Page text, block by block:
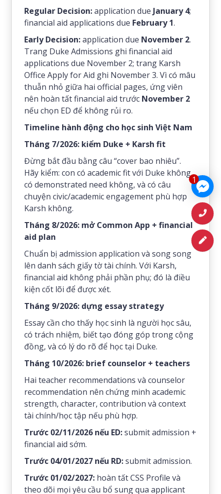
1
Regular Decision:application due January 4;
financial aid applications due February 1.
Early Decision:application due November 2.
Trang Duke Admissions ghi financial aid
applications due November 2; trang Karsh
Office Apply for Aid ghi November 3. Vì có mâu
thuẫn nhỏ giữa hai official pages, ứng viên
nên hoàn tất financial aid trước November 2
nếu chọn ED để không rủi ro.
Timeline hành động cho học sinh Việt Nam
Tháng 7/2026: kiểm Duke + Karsh fit
Đừng bắt đầu bằng câu “cover bao nhiêu”.
Hãy kiểm: con có academic fit với Duke không,
có demonstrated need không, và có câu
chuyện civic/academic engagement phù hợp
Karsh không.
Tháng 8/2026: mở Common App + financial
aid plan
Chuẩn bị admission application và song song
lên danh sách giấy tờ tài chính. Với Karsh,
financial aid không phải phần phụ; đó là điều
kiện cốt lõi để được xét.
Tháng 9/2026: dựng essay strategy
Essay cần cho thấy học sinh là người học sâu,
có trách nhiệm, biết tạo đóng góp trong cộng
đồng, và có lý do rõ để học tại Duke.
Tháng 10/2026: brief counselor + teachers
Hai teacher recommendations và counselor
recommendation nên chứng minh academic
strength, character, contribution và context
tài chính/học tập nếu phù hợp.
Trước 02/11/2026 nếu ED:submit admission +
financial aid sớm.
Trước 04/01/2027 nếu RD:submit admission.
Trước 01/02/2027: hoàn tất CSS Profile và
theo dõi mọi yêu cầu bổ sung qua applicant